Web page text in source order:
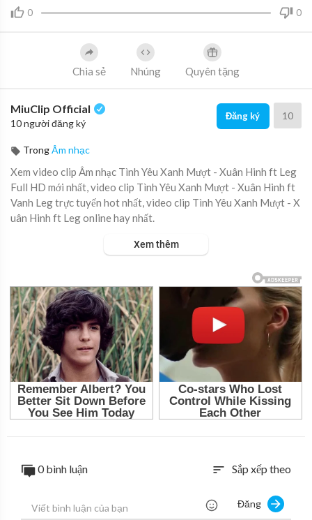
0 0
Chia sẻ Nhúng Quyên tặng
MiuClip Official
10 người đăng ký
Đăng ký 10
TrongÂm nhạc
Xem video clip Âm nhạc Tình Yêu Xanh Mượt - Xuân Hinh ft Leg
Full HD mới nhất, video clip Tình Yêu Xanh Mượt - Xuân Hinh ft
Vanh Leg trực tuyến hot nhất, video clip Tình Yêu Xanh Mượt - X
uân Hinh ft Leg online hay nhất.
Xem thêm
0 bình luận sort Sắp xếp theo
Đăng